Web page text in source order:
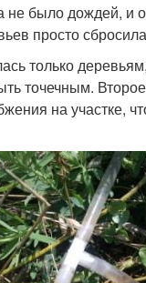
не было дождей, и
просто
только
точечным.
на участке,